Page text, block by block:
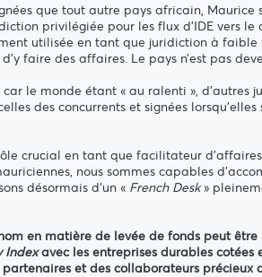
que tout autre pays africain,
privilégiée pour les flux d'IDE vers
utilisée en tant que juridiction à
faire des affaires. Le pays n’est pas
le monde étant « au ralenti »,
des concurrents et signées
crucial en tant que facilitateur
nous sommes capables
désormais d’un « French Desk»
en matière de levée de fonds peut
Indexavec les entreprises durables cotées
et des collaborateurs précieux